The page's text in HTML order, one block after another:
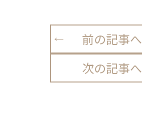
前の記事へ
次の記事へ